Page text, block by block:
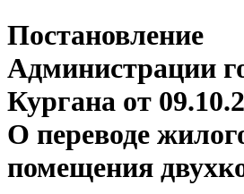
Постановление
Администрации
Кургана от
О переводе
помещения